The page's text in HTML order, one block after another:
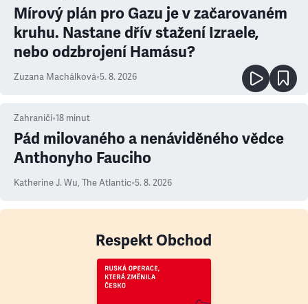
Mírový plán pro Gazu je v začarovaném
kruhu. Nastane dřív stažení Izraele,
nebo odzbrojení Hamásu?
Zuzana Machálková•5. 8. 2026
Zahraničí•18 minut
Pád milovaného a nenáviděného vědce
Anthonyho Fauciho
Katherine J. Wu, The Atlantic•5. 8. 2026
Respekt Obchod